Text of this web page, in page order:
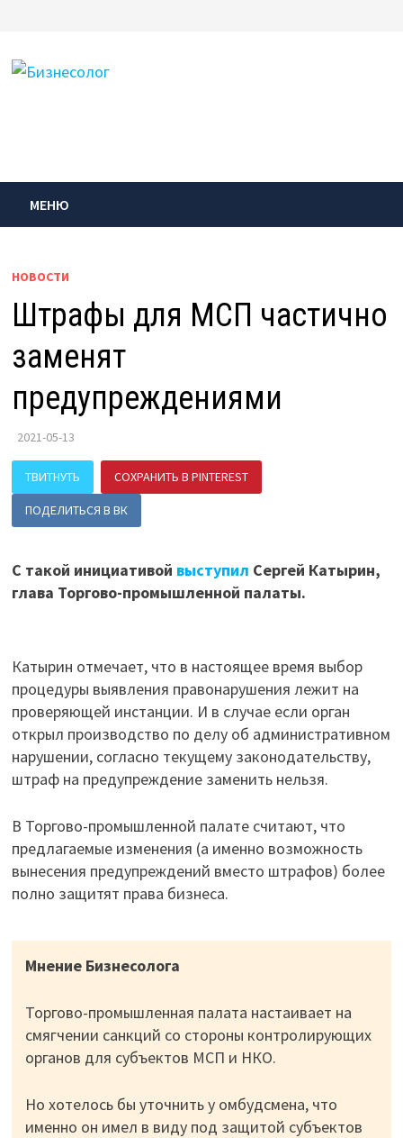
содержимому
МЕНЮ
НОВОСТИ
Штрафы для МСП частично
заменят
предупреждениями
2021-05-13
ТВИТНУТЬ СОХРАНИТЬ В PINTEREST
ПОДЕЛИТЬСЯ В ВК
С такой инициативой выступил Сергей Катырин,
глава Торгово-промышленной палаты.
Катырин отмечает, что в настоящее время выбор
процедуры выявления правонарушения лежит на
проверяющей инстанции. И в случае если орган
открыл производство по делу об административном
нарушении, согласно текущему законодательству,
штраф на предупреждение заменить нельзя.
В Торгово-промышленной палате считают, что
предлагаемые изменения (а именно возможность
вынесения предупреждений вместо штрафов) более
полно защитят права бизнеса.
Мнение Бизнесолога
Торгово-промышленная палата настаивает на
смягчении санкций со стороны контролирующих
органов для субъектов МСП и НКО.
Но хотелось бы уточнить у омбудсмена, что
именно он имел в виду под защитой субъектов